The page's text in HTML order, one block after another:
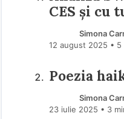
CES și cu
Simona
12 august 2025 • 5
Poezia
Simona
23 iulie 2025 • 3